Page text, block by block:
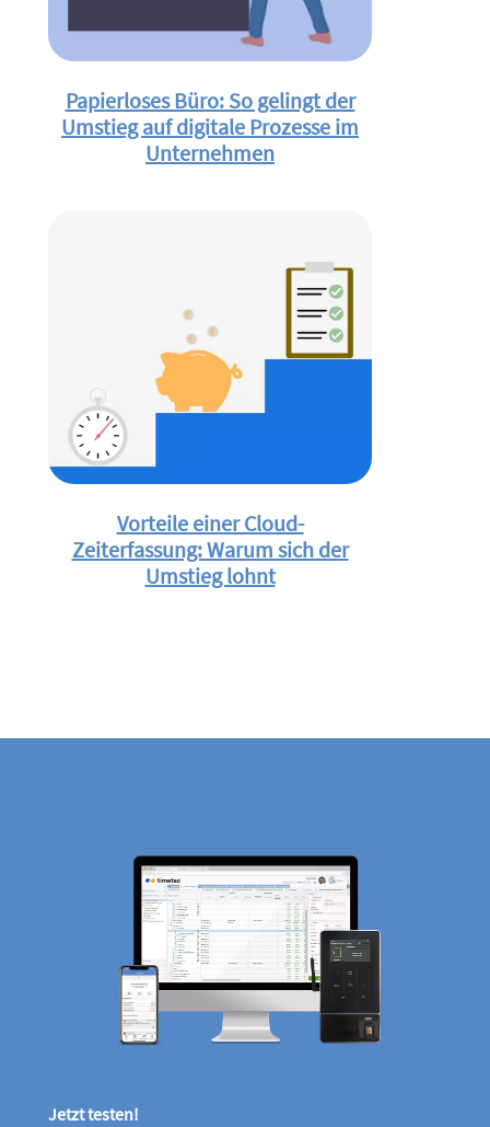
Papierloses Büro: So gelingt der
Umstieg auf digitale Prozesse im
Unternehmen
Vorteile einer Cloud-
Zeiterfassung: Warum sich der
Umstieg lohnt
Jetzt testen!